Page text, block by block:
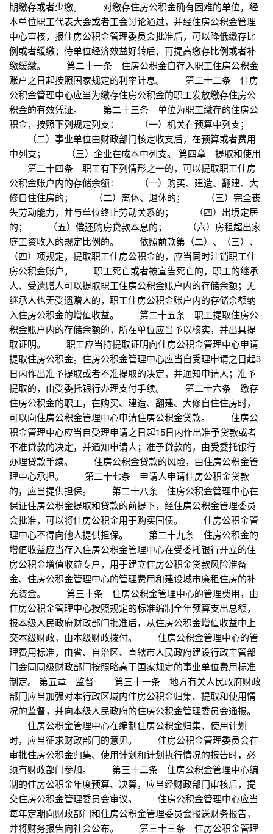
期缴存或者少缴。 对缴存住房公积金确有困难的单位，经
本单位职工代表大会或者工会讨论通过，并经住房公积金管理
中心审核，报住房公积金管理委员会批准后，可以降低缴存比
例或者缓缴；待单位经济效益好转后，再提高缴存比例或者补
缴缓缴。 第二十一条 住房公积金自存入职工住房公积金
账户之日起按照国家规定的利率计息。 第二十二条 住房
公积金管理中心应当为缴存住房公积金的职工发放缴存住房公
积金的有效凭证。 第二十三条 单位为职工缴存的住房公
积金，按照下列规定列支： （一）机关在预算中列支；
（二）事业单位由财政部门核定收支后，在预算或者费用
中列支； （三）企业在成本中列支。 第四章 提取和使用
第二十四条 职工有下列情形之一的，可以提取职工住房
公积金账户内的存储余额： （一）购买、建造、翻建、大
修自住住房的； （二）离休、退休的； （三）完全丧
失劳动能力，并与单位终止劳动关系的； （四）出境定居
的； （五）偿还购房贷款本息的； （六）房租超出家
庭工资收入的规定比例的。 依照前款第（二）、（三）、
（四）项规定，提取职工住房公积金的，应当同时注销职工住
房公积金账户。 职工死亡或者被宣告死亡的，职工的继承
人、受遗赠人可以提取职工住房公积金账户内的存储余额；无
继承人也无受遗赠人的，职工住房公积金账户内的存储余额纳
入住房公积金的增值收益。 第二十五条 职工提取住房公
积金账户内的存储余额的，所在单位应当予以核实，并出具提
取证明。 职工应当持提取证明向住房公积金管理中心申请
提取住房公积金。住房公积金管理中心应当自受理申请之日起3
日内作出准予提取或者不准提取的决定，并通知申请人；准予
提取的，由受委托银行办理支付手续。 第二十六条 缴存
住房公积金的职工，在购买、建造、翻建、大修自住住房时，
可以向住房公积金管理中心申请住房公积金贷款。 住房公
积金管理中心应当自受理申请之日起15日内作出准予贷款或者
不准贷款的决定，并通知申请人；准予贷款的，由受委托银行
办理贷款手续。 住房公积金贷款的风险，由住房公积金管
理中心承担。 第二十七条 申请人申请住房公积金贷款
的，应当提供担保。 第二十八条 住房公积金管理中心在
保证住房公积金提取和贷款的前提下，经住房公积金管理委员
会批准，可以将住房公积金用于购买国债。 住房公积金管
理中心不得向他人提供担保。 第二十九条 住房公积金的
增值收益应当存入住房公积金管理中心在受委托银行开立的住
房公积金增值收益专户，用于建立住房公积金贷款风险准备
金、住房公积金管理中心的管理费用和建设城市廉租住房的补
充资金。 第三十条 住房公积金管理中心的管理费用，由
住房公积金管理中心按照规定的标准编制全年预算支出总额，
报本级人民政府财政部门批准后，从住房公积金增值收益中上
交本级财政，由本级财政拨付。 住房公积金管理中心的管
理费用标准，由省、自治区、直辖市人民政府建设行政主管部
门会同同级财政部门按照略高于国家规定的事业单位费用标准
制定。 第五章 监督 第三十一条 地方有关人民政府财政
部门应当加强对本行政区域内住房公积金归集、提取和使用情
况的监督，并向本级人民政府的住房公积金管理委员会通报。
住房公积金管理中心在编制住房公积金归集、使用计划
时，应当征求财政部门的意见。 住房公积金管理委员会在
审批住房公积金归集、使用计划和计划执行情况的报告时，必
须有财政部门参加。 第三十二条 住房公积金管理中心编
制的住房公积金年度预算、决算，应当经财政部门审核后，提
交住房公积金管理委员会审议。 住房公积金管理中心应当
每年定期向财政部门和住房公积金管理委员会报送财务报告，
并将财务报告向社会公布。 第三十三条 住房公积金管理